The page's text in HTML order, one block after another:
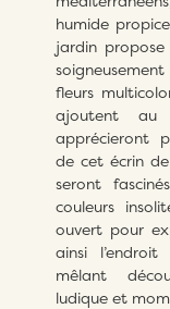
humide
jardin
fleurs
ajoutent au
apprécieront
de cet écrin
seront
couleurs
ouvert pour
ainsi
mêlant
ludique et